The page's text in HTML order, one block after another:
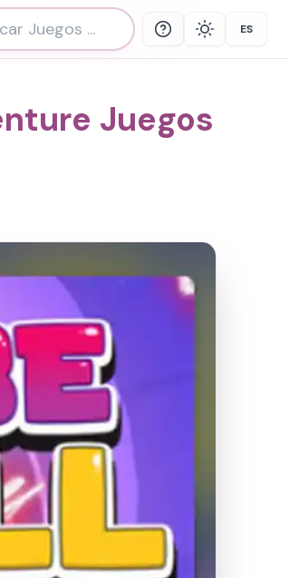
Help Theme Select
ES
Juegos